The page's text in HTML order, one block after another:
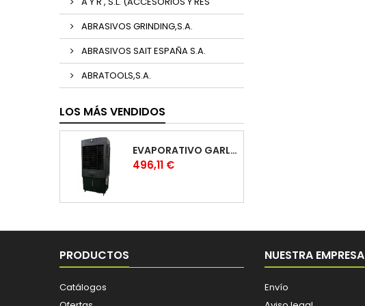
ABRASIVOS GRINDING,S.A.
ABRASIVOS SAIT ESPAÑA S.A.
ABRATOOLS,S.A.
LOS MÁS VENDIDOS
EVAPORATIVO GARLAND COOL 1530
Precio
496,11 €
PRODUCTOS
Catálogos
NUESTRA EMPRESA
Envío